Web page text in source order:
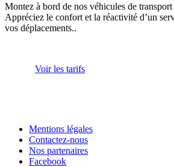
Montez à bord de nos véhicules de
Appréciez le confort et la réactivité d’un
vos déplacements..
Voir les tarifs
Mentions légales
Contactez-nous
Nos partenaires
Facebook